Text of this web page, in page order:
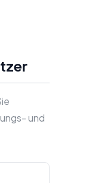
und